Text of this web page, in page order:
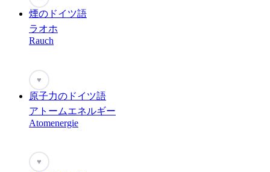
煙のドイツ語
ラオホ
Rauch
♥
原子力のドイツ語
アトームエネルギー
Atomenergie
♥